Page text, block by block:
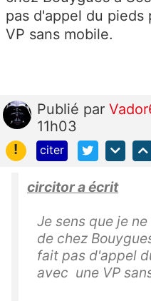
pas d'appel du
VP sans mobile.
Publié par
11h03
!
citer
circitor a écrit
Je sens que je
de chez
fait pas d'appel
avec une VP